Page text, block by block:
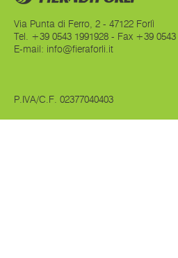
Via Punta di Ferro, 2 - 47122 Forlì
Tel. +39 0543 1991928 - Fax +39 0543
E-mail: info@fieraforli.it
P.IVA/C.F. 02377040403